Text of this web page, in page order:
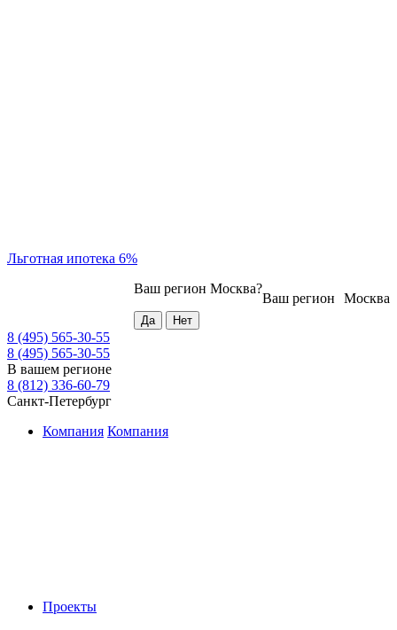
Льготная ипотека 6%
Москва
Ваш регион
Ваш регион Москва?
8 (495) 565-30-55
8 (495) 565-30-55
В вашем регионе
8 (812) 336-60-79
Санкт-Петербург
Компания Компания
Проекты